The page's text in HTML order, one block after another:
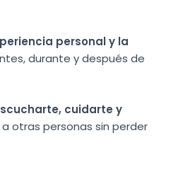
personal y la
durante y después de
cuidarte y
otras personas sin perder